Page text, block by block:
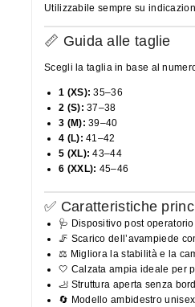
Utilizzabile sempre su
📏 Guida alle taglie
Scegli la taglia in base al
1 (XS): 35–36
2 (S): 37–38
3 (M): 39–40
4 (L): 41–42
5 (XL): 43–44
6 (XXL): 45–46
✅ Caratteristiche
🩺 Dispositivo post operatorio
🦵 Scarico dell’avampiede
⚖️ Migliora la stabilità e la
🤍 Calzata ampia ideale per
🦶 Struttura aperta senza
🔄 Modello ambidestro unisex